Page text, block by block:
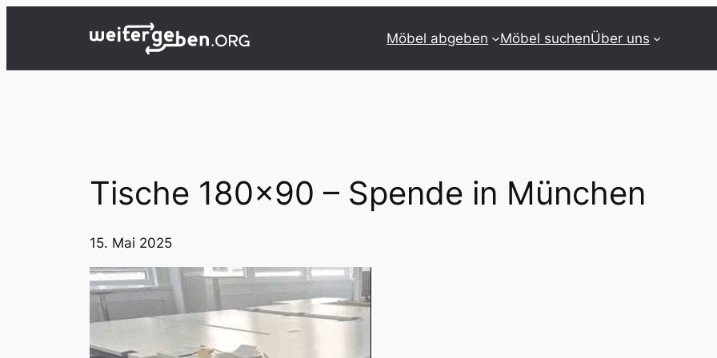
Möbel abgeben Möbel suchenÜber uns
Tische 180×90 – Spende in München
15. Mai 2025